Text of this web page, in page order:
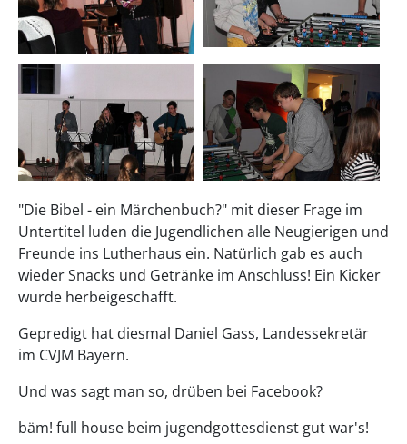
"Die Bibel - ein Märchenbuch?" mit dieser Frage im
Untertitel luden die Jugendlichen alle Neugierigen und
Freunde ins Lutherhaus ein. Natürlich gab es auch
wieder Snacks und Getränke im Anschluss! Ein Kicker
wurde herbeigeschafft.
Gepredigt hat diesmal Daniel Gass, Landessekretär
im CVJM Bayern.
Und was sagt man so, drüben bei Facebook?
bäm! full house beim jugendgottesdienst gut war's!